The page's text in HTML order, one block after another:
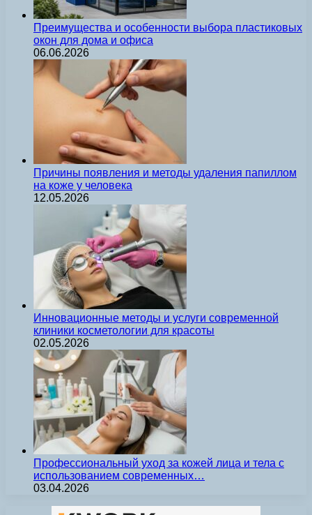
Преимущества и особенности выбора пластиковых
окон для дома и офиса
06.06.2026
Причины появления и методы удаления папиллом
на коже у человека
12.05.2026
Инновационные методы и услуги современной
клиники косметологии для красоты
02.05.2026
Профессиональный уход за кожей лица и тела с
использованием современных…
03.04.2026